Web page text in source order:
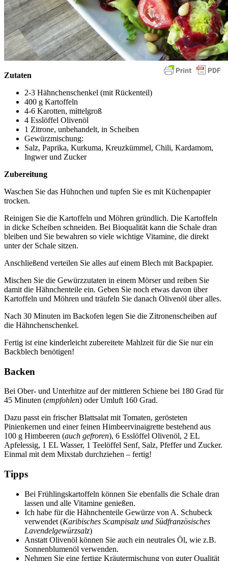
Zutaten
2-3 Hähnchenschenkel (mit Rückenteil)
400 g Kartoffeln
4-6 Karotten, mittelgroß
4 Esslöffel Olivenöl
1 Zitrone, unbehandelt, in Scheiben
Gewürzmischung:
Salz, Paprika, Kurkuma, Kreuzkümmel, Chili, Kardamom,
Ingwer und Zucker
Zubereitung
Waschen Sie das Hühnchen und tupfen Sie es mit Küchenpapier
trocken.
Reinigen Sie die Kartoffeln und Möhren gründlich. Die Kartoffeln
in dicke Scheiben schneiden. Bei Bioqualität kann die Schale dran
bleiben und Sie bewahren so viele wichtige Vitamine, die direkt
unter der Schale sitzen.
Anschließend verteilen Sie alles auf einem Blech mit Backpapier.
Mischen Sie die Gewürzzutaten in einem Mörser und reiben Sie
damit die Hähnchenteile ein. Geben Sie noch etwas davon über
Kartoffeln und Möhren und träufeln Sie danach Olivenöl über alles.
Nach 30 Minuten im Backofen legen Sie die Zitronenscheiben auf
die Hähnchenschenkel.
Fertig ist eine kinderleicht zubereitete Mahlzeit für die Sie nur ein
Backblech benötigen!
Backen
Bei Ober- und Unterhitze auf der mittleren Schiene bei 180 Grad für
45 Minuten (empfohlen) oder Umluft 160 Grad.
Dazu passt ein frischer Blattsalat mit Tomaten, gerösteten
Pinienkernen und einer feinen Himbeervinaigrette bestehend aus
100 g Himbeeren (auch gefroren), 6 Esslöffel Olivenöl, 2 EL
Apfelessig, 1 EL Wasser, 1 Teelöffel Senf, Salz, Pfeffer und Zucker.
Einmal mit dem Mixstab durchziehen – fertig!
Tipps
Bei Frühlingskartoffeln können Sie ebenfalls die Schale dran
lassen und alle Vitamine genießen.
Ich habe für die Hähnchenteile Gewürze von A. Schubeck
verwendet (Karibisches Scampisalz und Südfranzösisches
Lavendelgewürzsalz)
Anstatt Olivenöl können Sie auch ein neutrales Öl, wie z.B.
Sonnenblumenöl verwenden.
Nehmen Sie eine fertige Kräutermischung von guter Qualität